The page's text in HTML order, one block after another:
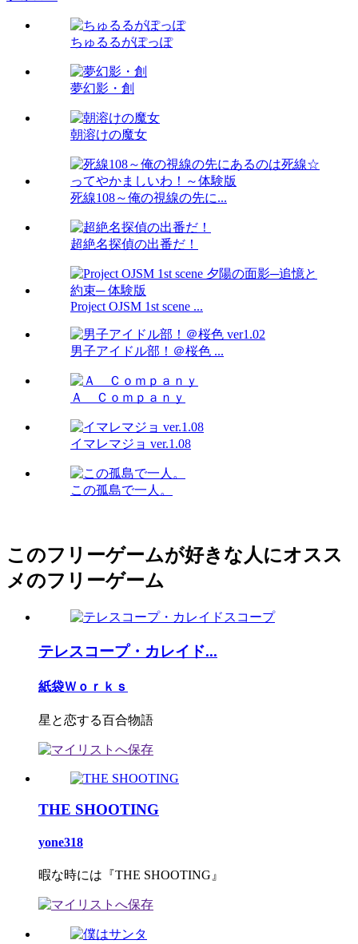
ちゅるるがぽっぽ
夢幻影・創
朝溶けの魔女
死線108～俺の視線の先に...
超絶名探偵の出番だ！
Project OJSM 1st scene ...
男子アイドル部！＠桜色 ...
Ａ Ｃｏｍｐａｎｙ
イマレマジョ ver.1.08
この孤島で一人。
このフリーゲームが好きな人にオスス
メのフリーゲーム
テレスコープ・カレイド...
紙袋Ｗｏｒｋｓ
星と恋する百合物語
THE SHOOTING
yone318
暇な時には『THE SHOOTING』